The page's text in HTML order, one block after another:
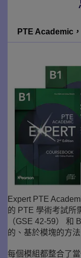
PTE Academic
Expert PTE
的 PTE 學術考試
（GSE 42-59）
的、基於模塊的方
每個模組都整合了